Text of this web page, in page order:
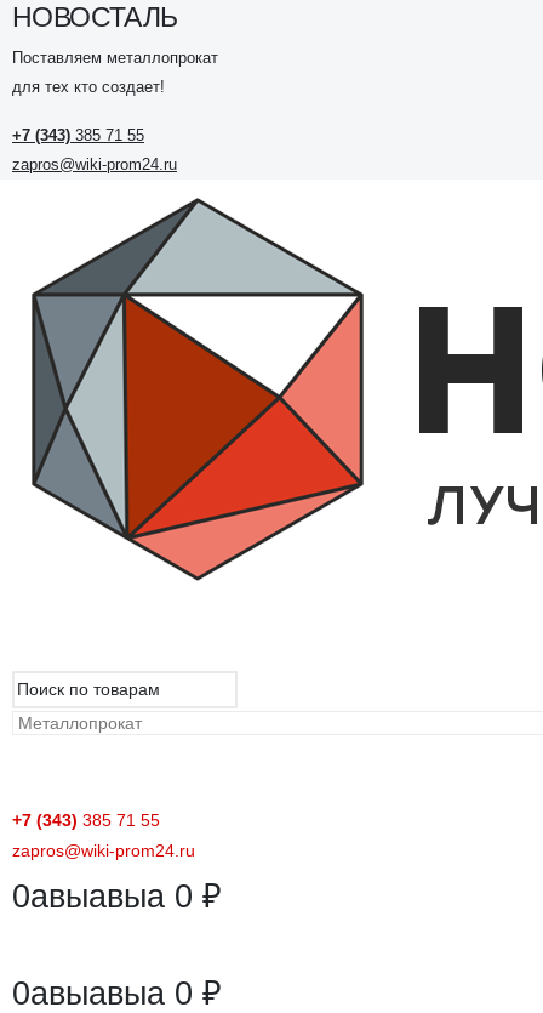
НОВОСТАЛЬ
Поставляем металлопрокат
для тех кто создает!
+7 (343) 385 71 55
zapros@wiki-prom24.ru
+7 (343) 385 71 55
zapros@wiki-prom24.ru
0авыавыа 0 ₽
0авыавыа 0 ₽